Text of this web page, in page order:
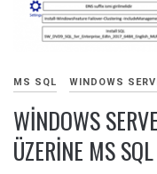
MS SQL WINDOWS
WINDOWS
ÜZERINE MS